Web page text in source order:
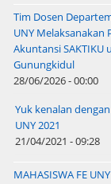
Tim Dosen
UNY Melaksanakan
Akuntansi
Gunungkidul
28/06/2026 - 00:00
Yuk kenalan
UNY 2021
21/04/2021 - 09:28
MAHASISWA FE